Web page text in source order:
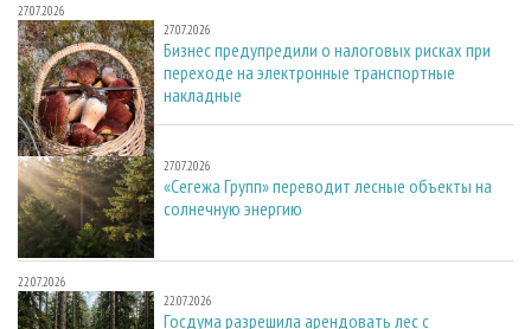
27.07.2026
27.07.2026
Бизнес предупредили о налоговых рисках при
переходе на электронные транспортные
накладные
27.07.2026
27.07.2026
«Сегежа Групп» переводит лесные объекты на
солнечную энергию
22.07.2026
22.07.2026
Госдума разрешила арендовать лес с